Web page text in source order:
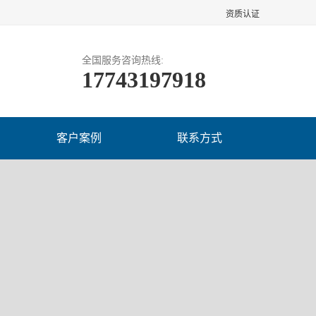
资质认证
全国服务咨询热线:
17743197918
客户案例 联系方式